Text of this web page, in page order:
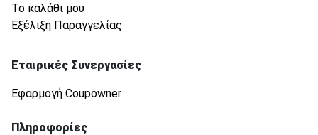
Το καλάθι μου
Εξέλιξη Παραγγελίας
Εταιρικές Συνεργασίες
Εφαρμογή Coupowner
Πληροφορίες